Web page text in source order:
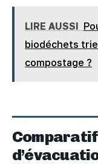
LIRE AUSSI
biodéchets
compostage ?